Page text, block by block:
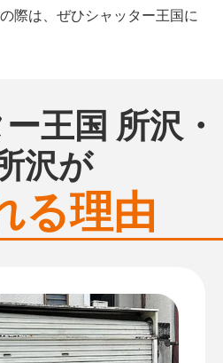
際は、ぜひシャッター王国に
王国 所沢・
沢が
る理由